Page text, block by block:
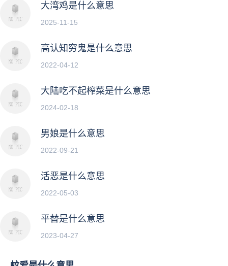
大湾鸡是什么意思
2025-11-15
高认知穷鬼是什么意思
2022-04-12
大陆吃不起榨菜是什么意思
2024-02-18
男娘是什么意思
2022-09-21
活恶是什么意思
2022-05-03
平替是什么意思
2023-04-27